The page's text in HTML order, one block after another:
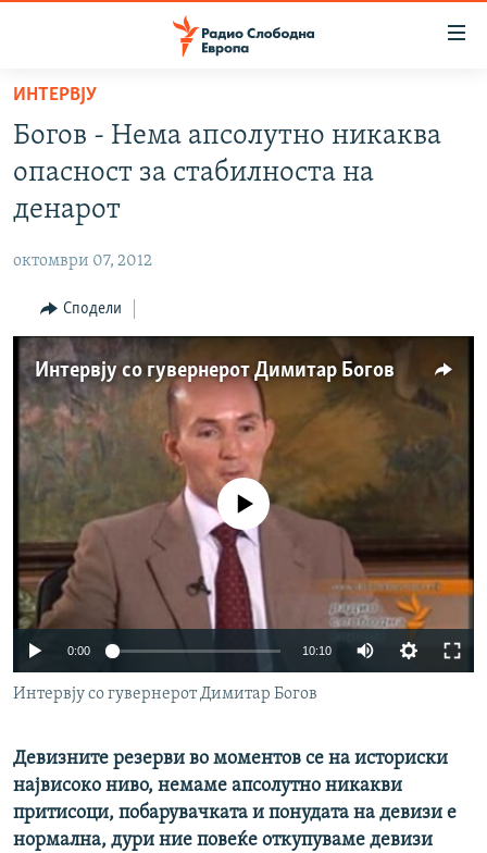
Оди
содржината
Оди
главната
навигација
Премини
пребарување
ШТО ТРЕБА ДА ЗНАЕТЕ
ПРИЈАВИ СЕ ЗА ЊУЗЛЕТЕР
ПОДКАСТ ЗОШТО?
СЛЕДЕТЕ НЕ
РСЕ веб страници
ИНТЕРВЈУ
Богов - Нема апсолутно никаква
опасност за стабилноста на
денарот
октомври 07, 2012
Сподели
Интервју со гувернерот Димитар Богов
No media source currently available
0:00 10:10
Интервју со гувернерот Димитар Богов
Девизните резерви во моментов се на историски
највисоко ниво, немаме апсолутно никакви
притисоци, побарувачката и понудата на девизи е
нормална, дури ние повеќе откупуваме девизи